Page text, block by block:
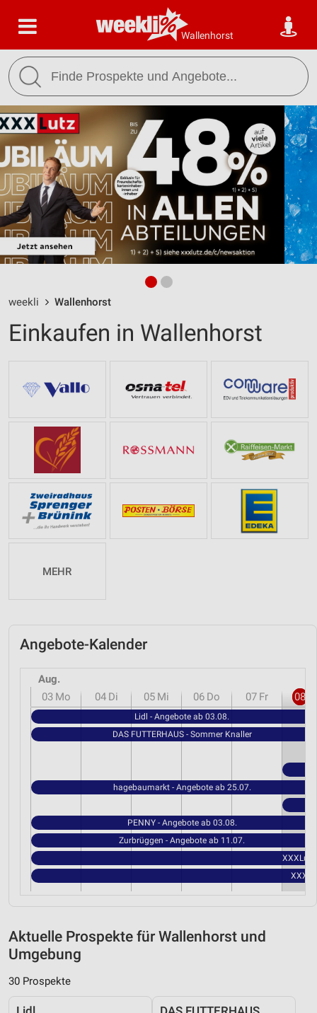
Wallenhorst
weekli Wallenhorst
Einkaufen in Wallenhorst
MEHR
Angebote-Kalender
Aug.
03 Mo 04 Di 05 Mi 06 Do 07 Fr 08
Lidl - Angebote ab 03.08.
DAS FUTTERHAUS - Sommer Knaller
hagebaumarkt - Angebote ab 25.07.
PENNY - Angebote ab 03.08.
Zurbrüggen - Angebote ab 11.07.
XXXLutz
Aktuelle Prospekte für Wallenhorst und
Umgebung
30 Prospekte